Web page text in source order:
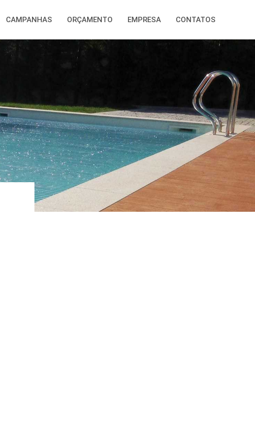
CAMPANHAS ORÇAMENTO EMPRESA CONTATOS